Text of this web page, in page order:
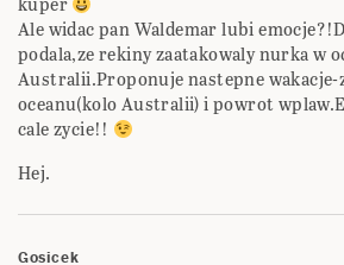
Ale widac pan Waldemar lubi
podala,ze rekiny zaatakowaly nurka w
Australii.Proponuje nastepne
oceanu(kolo Australii) i powrot
cale zycie!!
Hej.
Gosicek